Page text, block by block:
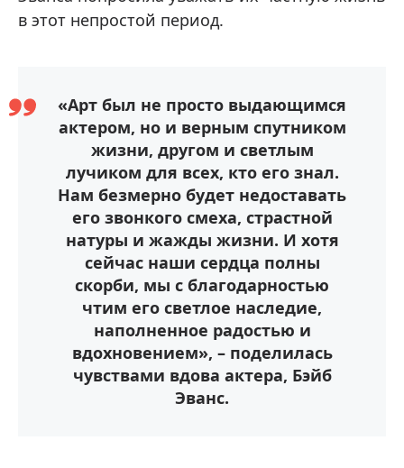
в этот непростой период.
«Арт был не просто выдающимся
актером, но и верным спутником
жизни, другом и светлым
лучиком для всех, кто его знал.
Нам безмерно будет недоставать
его звонкого смеха, страстной
натуры и жажды жизни. И хотя
сейчас наши сердца полны
скорби, мы с благодарностью
чтим его светлое наследие,
наполненное радостью и
вдохновением», – поделилась
чувствами вдова актера, Бэйб
Эванс.